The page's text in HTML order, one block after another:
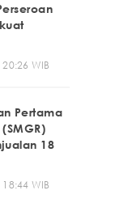
WIB
Pertama
18
WIB